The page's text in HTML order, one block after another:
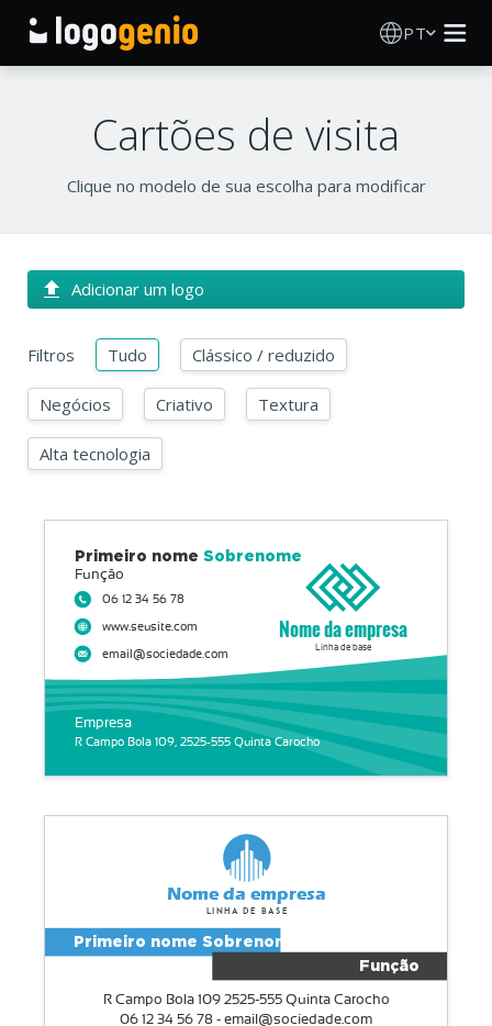
PT
Gerador de logótipos IA
Produtos impressos
Blog
Cartões de visita
Clique no modelo de sua escolha para modificar
Adicionar um logo
Filtros Tudo Clássico / reduzido
Negócios Criativo Textura
Alta tecnologia
R Campo Bola 109, 2525-555 Quinta Carocho
Empresa
06 12 34 56 78
www.seusite.com
email@sociedade.com
Função
Primeiro nome Sobrenome
Nome da empresa
Linha de base
Função
R Campo Bola 109 2525-555 Quinta Carocho
06 12 34 56 78 - email@sociedade.com
Primeiro nome Sobrenome
Nome da empresa
Linha de base